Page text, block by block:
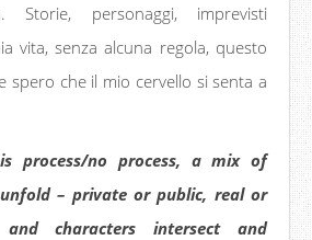
personaggi, imprevisti
vita, senza alcuna regola, questo
spero che il mio cervello si senta a
process/no process, a mix of
– private or public, real or
characters intersect and